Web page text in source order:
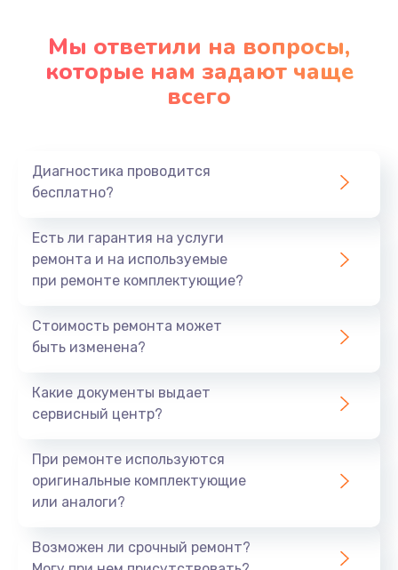
Мы ответили на вопросы,
которые нам задают чаще
всего
Диагностика проводится
бесплатно?
Есть ли гарантия на услуги
ремонта и на используемые
при ремонте комплектующие?
Стоимость ремонта может
быть изменена?
Какие документы выдает
сервисный центр?
При ремонте используются
оригинальные комплектующие
или аналоги?
Возможен ли срочный ремонт?